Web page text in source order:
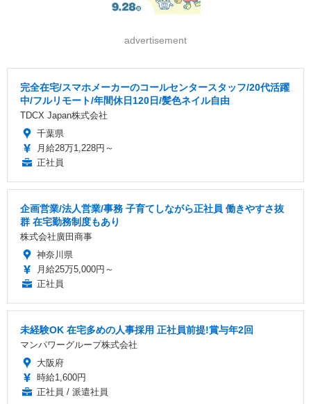
advertisement
完全在宅/スマホメーカーのコールセンタースタッフ/20代活躍
中/フルリモート/年間休日120日/髪色ネイル自由
TDCX Japan株式会社
千葉県
月給28万1,228円～
正社員
企画営業/法人営業/事務 子育てしながら正社員 働きやすさ抜
群 在宅勤務制度もあり
株式会社廣田商事
神奈川県
月給25万5,000円～
正社員
未経験OK 在宅多めの人事採用 正社員前提!賞与年2回
マンパワーグループ株式会社
大阪府
時給1,600円
正社員 / 派遣社員